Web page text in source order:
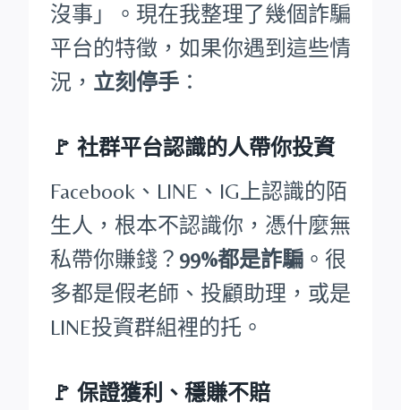
沒事」。現在我整理了幾個詐騙
平台的特徵，如果你遇到這些情
況， 立刻停手 ：
🚩 社群平台認識的人帶你投資
Facebook、LINE、IG上認識的陌
生人，根本不認識你，憑什麼無
私帶你賺錢？ 99%都是詐騙 。很
多都是假老師、投顧助理，或是
LINE投資群組裡的托。
🚩 保證獲利、穩賺不賠